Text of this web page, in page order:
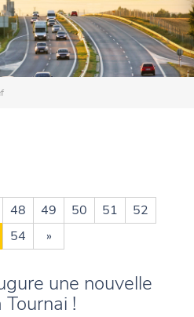
48 49 50 51
52
54 »
une nouvelle
!